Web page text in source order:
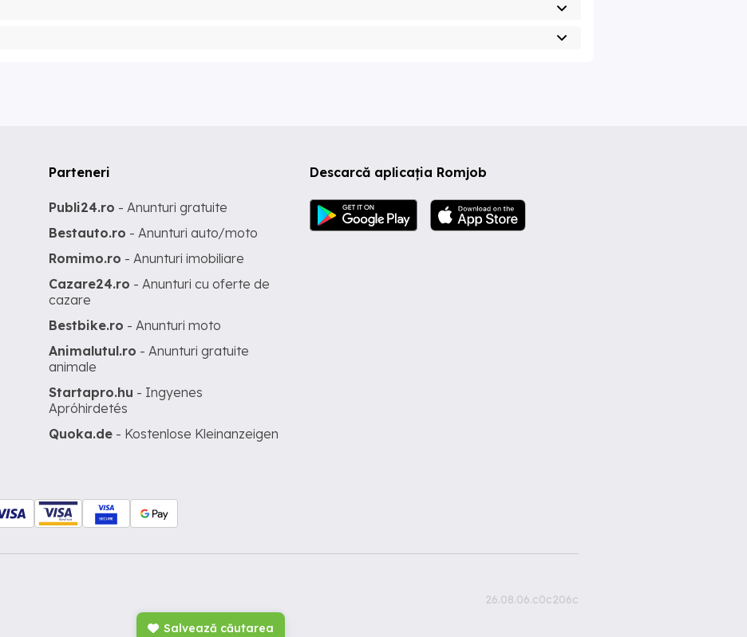
Salvează căutarea
Descarcă aplicația Romjob
Parteneri
Publi24.ro - Anunturi gratuite
Bestauto.ro - Anunturi auto/moto
Romimo.ro - Anunturi imobiliare
Cazare24.ro - Anunturi cu oferte de
cazare
Bestbike.ro - Anunturi moto
Animalutul.ro - Anunturi gratuite
animale
Startapro.hu - Ingyenes
Apróhirdetés
Quoka.de - Kostenlose Kleinanzeigen
26.08.06.c0c206c